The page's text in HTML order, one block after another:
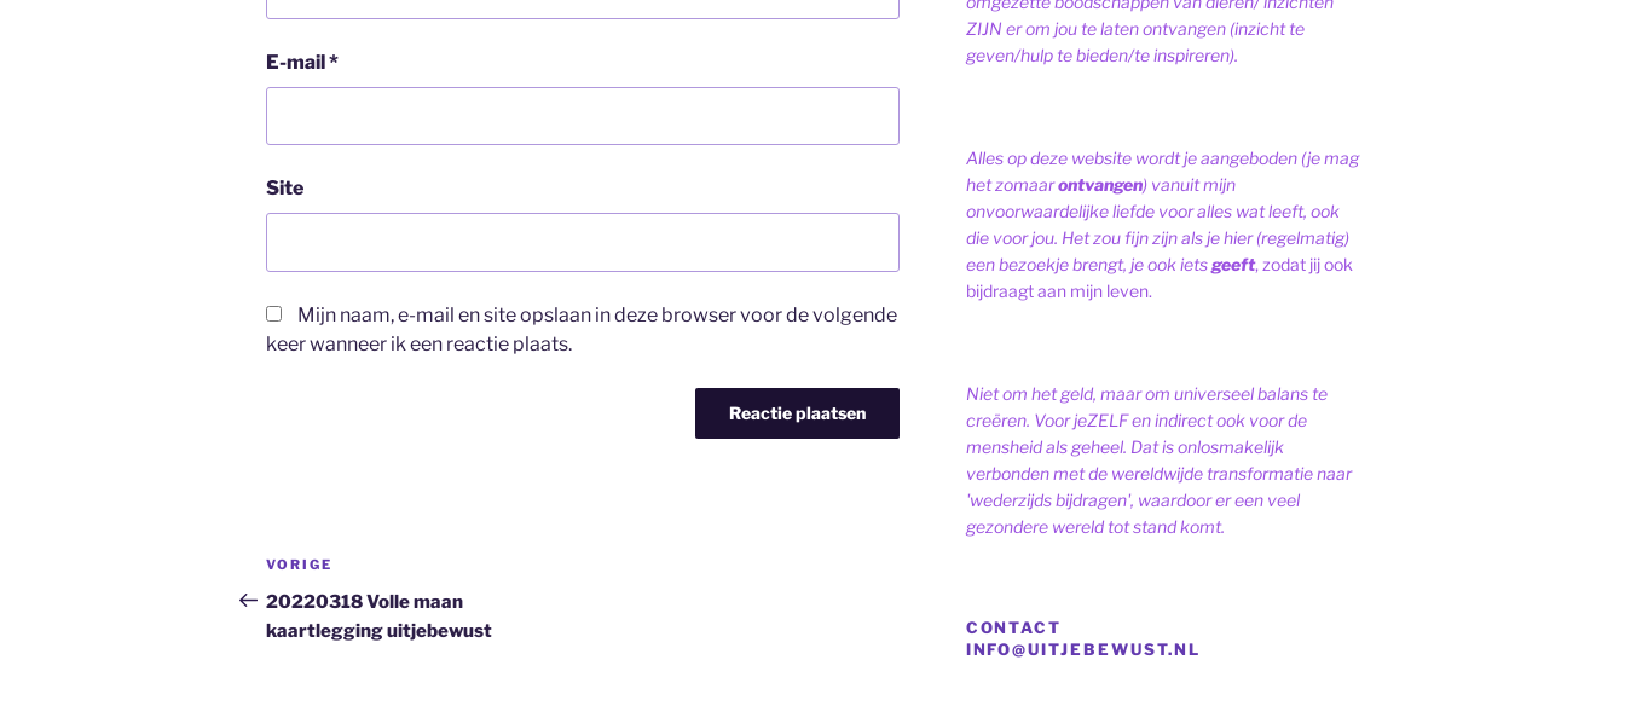
E-mail*
Site
Mijn naam, e-mail en site opslaan in deze browser voor de volgende
keer wanneer ik een reactie plaats.
Bericht
navigatie
Vorig
bericht
VORIGE
20220318 Volle maan
kaartlegging uitjebewust
ZIJN er om jou te laten ontvangen (inzicht te
geven/hulp te bieden/te inspireren).
Alles op deze website wordt je aangeboden (je mag
het zomaarontvangen) vanuit mijn
onvoorwaardelijke liefde voor alles wat leeft, ook
die voor jou. Het zou fijn zijn als je hier (regelmatig)
een bezoekje brengt, je ook ietsgeeft, zodat jij ook
bijdraagt aan mijn leven.
Niet om het geld, maar om universeel balans te
creëren. Voor jeZELF en indirect ook voor de
mensheid als geheel. Dat is onlosmakelijk
verbonden met de wereldwijde transformatie naar
'wederzijds bijdragen', waardoor er een veel
gezondere wereld tot stand komt.
CONTACT
INFO@UITJEBEWUST.NL